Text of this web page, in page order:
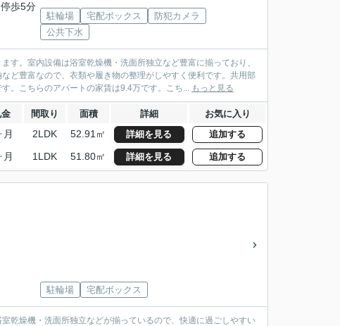
歩5分
駐輪場 宅配ボックス
防犯カメラ
公共下水
す。室内設備は浴室乾燥機・洗面所独立など豊富に揃っており、
ど豊富なので、衣類や履き物の整理がしやすく便利です。共用部
。こちらのアパートの家賃は9.4万です。こち... もっと見る
間取り 面積 詳細 お気に入り
月 2LDK 52.91㎡ 詳細を見る 追加する
月 1LDK 51.80㎡ 詳細を見る 追加する
駐輪場 宅配ボックス
乾燥機・洗面所独立などが揃っているので、快適に過ごしやすい